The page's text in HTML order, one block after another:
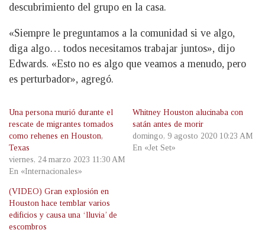
descubrimiento del grupo en la casa.
«Siempre le preguntamos a la comunidad si ve algo,
diga algo… todos necesitamos trabajar juntos», dijo
Edwards. «Esto no es algo que veamos a menudo, pero
es perturbador», agregó.
Una persona murió durante el
rescate de migrantes tomados
como rehenes en Houston,
Texas
viernes, 24 marzo 2023 11:30 AM
En «Internacionales»
Whitney Houston alucinaba con
satán antes de morir
domingo, 9 agosto 2020 10:23 AM
En «Jet Set»
(VIDEO) Gran explosión en
Houston hace temblar varios
edificios y causa una ‘lluvia’ de
escombros